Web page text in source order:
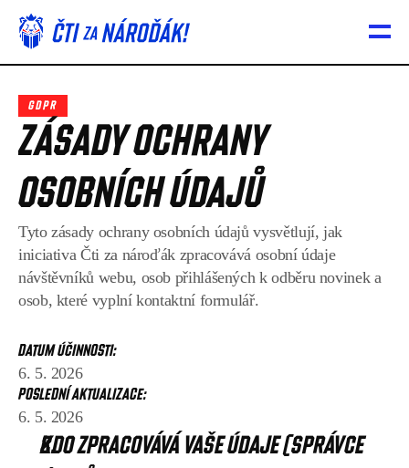
TRÉNINKOVÝ PLÁN
CHYTŘEJŠÍ HLAVA
SILNĚJŠÍ VZTAHY
ZDRAVĚJŠÍ ŽIVOT
TA NEJVĚTŠÍ ŠANCE
JAKÝ JSI ČTENÁŘ?
GDPR
ZÁSADY OCHRANY
OSOBNÍCH ÚDAJŮ
Tyto zásady ochrany osobních údajů vysvětlují, jak
iniciativa Čti za nároďák zpracovává osobní údaje
návštěvníků webu, osob přihlášených k odběru novinek a
osob, které vyplní kontaktní formulář.
DATUM ÚČINNOSTI:
6. 5. 2026
POSLEDNÍ AKTUALIZACE:
6. 5. 2026
KDO ZPRACOVÁVÁ VAŠE ÚDAJE (SPRÁVCE